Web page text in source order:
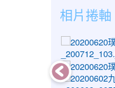
相片捲軸